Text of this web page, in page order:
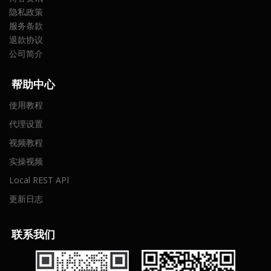
隐私政策
服务条款
退款协议
公司简介
帮助中心
使用教程
代理设置
视频教程
实操视频
Local REST API
更新日志
联系我们